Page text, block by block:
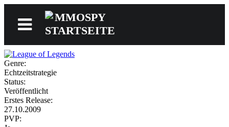
Genre:
Echtzeitstrategie
Status:
Veröffentlicht
Erstes Release:
27.10.2009
PVP: